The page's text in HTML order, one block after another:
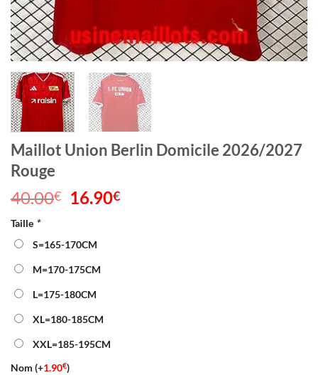
Maillot Union Berlin Domicile 2026/2027
Rouge
40.00€
Le
était :
40.00€.
16.90€
Taille *
S=165-170CM
M=170-175CM
L=175-180CM
XL=180-185CM
XXL=185-195CM
Nom (+1.90€)